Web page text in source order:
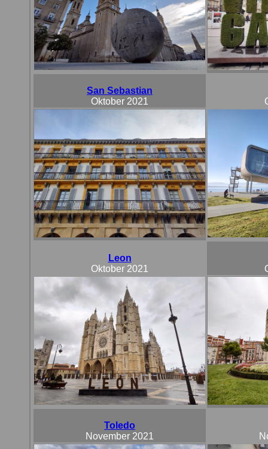
San Sebastian
Oktober 2021
Leon
Oktober 2021
Toledo
November 2021